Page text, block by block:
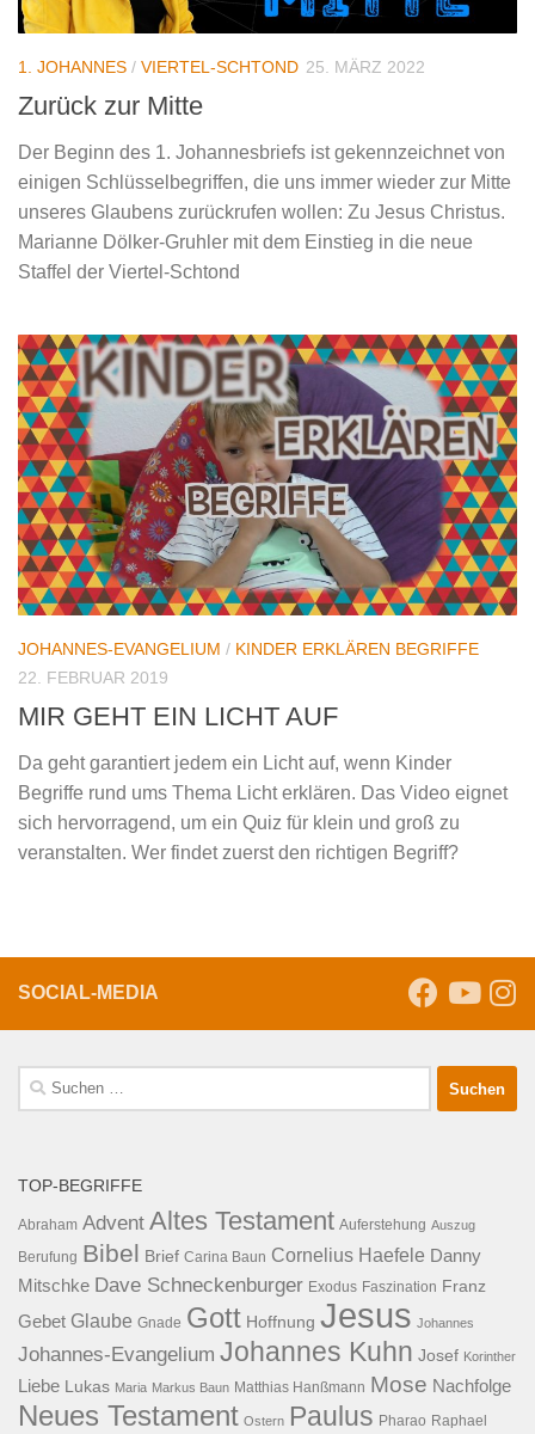
1. JOHANNES / VIERTEL-SCHTOND 25. MÄRZ 2022
Zurück zur Mitte
Der Beginn des 1. Johannesbriefs ist gekennzeichnet von
einigen Schlüsselbegriffen, die uns immer wieder zur Mitte
unseres Glaubens zurückrufen wollen: Zu Jesus Christus.
Marianne Dölker-Gruhler mit dem Einstieg in die neue
Staffel der Viertel-Schtond
JOHANNES-EVANGELIUM / KINDER ERKLÄREN BEGRIFFE
22. FEBRUAR 2019
MIR GEHT EIN LICHT AUF
Da geht garantiert jedem ein Licht auf, wenn Kinder
Begriffe rund ums Thema Licht erklären. Das Video eignet
sich hervorragend, um ein Quiz für klein und groß zu
veranstalten. Wer findet zuerst den richtigen Begriff?
SOCIAL-MEDIA
Suche
nach:
TOP-BEGRIFFE
Abraham Advent Altes Testament Auferstehung Auszug
Berufung Bibel Brief Carina Baun Cornelius Haefele Danny
Mitschke Dave Schneckenburger Exodus Faszination Franz
Gebet Glaube Gnade Gott Hoffnung Jesus Johannes
Johannes-Evangelium Johannes Kuhn Josef Korinther
Liebe Lukas Maria Markus Baun Matthias Hanßmann Mose Nachfolge
Neues Testament Ostern Paulus Pharao Raphael